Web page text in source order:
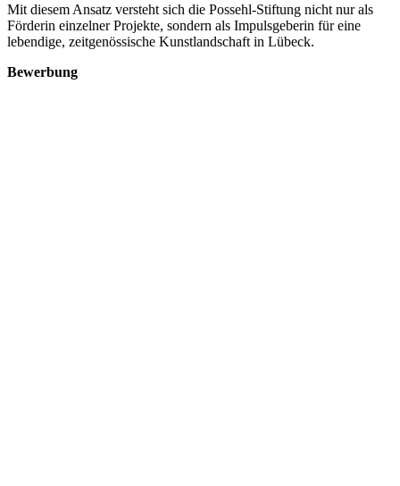
Mit diesem Ansatz versteht sich die Possehl-Stiftung nicht nur als
Förderin einzelner Projekte, sondern als Impulsgeberin für eine
lebendige, zeitgenössische Kunstlandschaft in Lübeck.
Bewerbung